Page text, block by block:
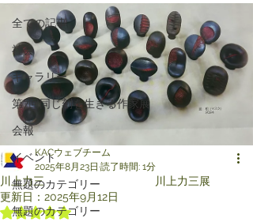
全ての記事
社会
ギャラリー
第7回同じ刻を生きる作家展
会報
イベント
無題のカテゴリー
無題のカテゴリー
川上力三 川上力三展
KACウェブチーム
2025年8月23日 読了時間: 1分
更新日： 2025年9月12日
5つ星のうちNaNと評価されています。